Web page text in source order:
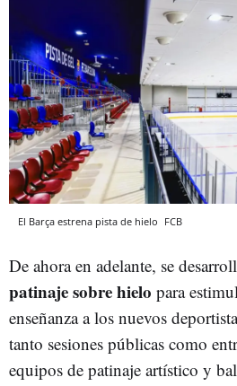
El Barça estrena pista de hielo FCB
De ahora en adelante, se
patinaje sobre hielo para
enseñanza a los nuevos
tanto sesiones públicas como
equipos de patinaje artístico y